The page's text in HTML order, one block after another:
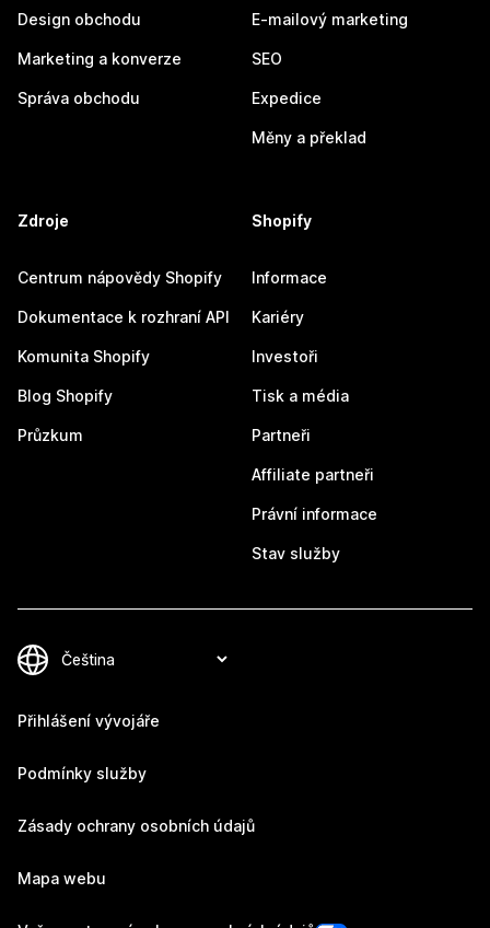
Design obchodu
Marketing a konverze
Správa obchodu
E-mailový marketing
SEO
Expedice
Měny a překlad
Zdroje
Centrum nápovědy Shopify
Dokumentace k rozhraní API
Komunita Shopify
Blog Shopify
Průzkum
Shopify
Informace
Kariéry
Investoři
Tisk a média
Partneři
Affiliate partneři
Právní informace
Stav služby
Přihlášení vývojáře
Podmínky služby
Zásady ochrany osobních údajů
Mapa webu